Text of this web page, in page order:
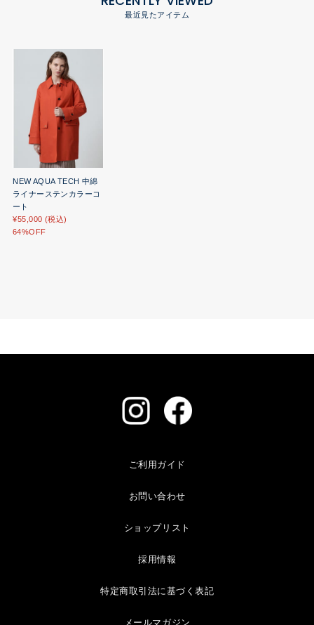
最近見たアイテム
NEW AQUA TECH 中綿
ライナーステンカラーコ
ート
¥55,000 (税込)
64%OFF
ご利用ガイド
お問い合わせ
ショップリスト
採用情報
特定商取引法に基づく表記
メールマガジン